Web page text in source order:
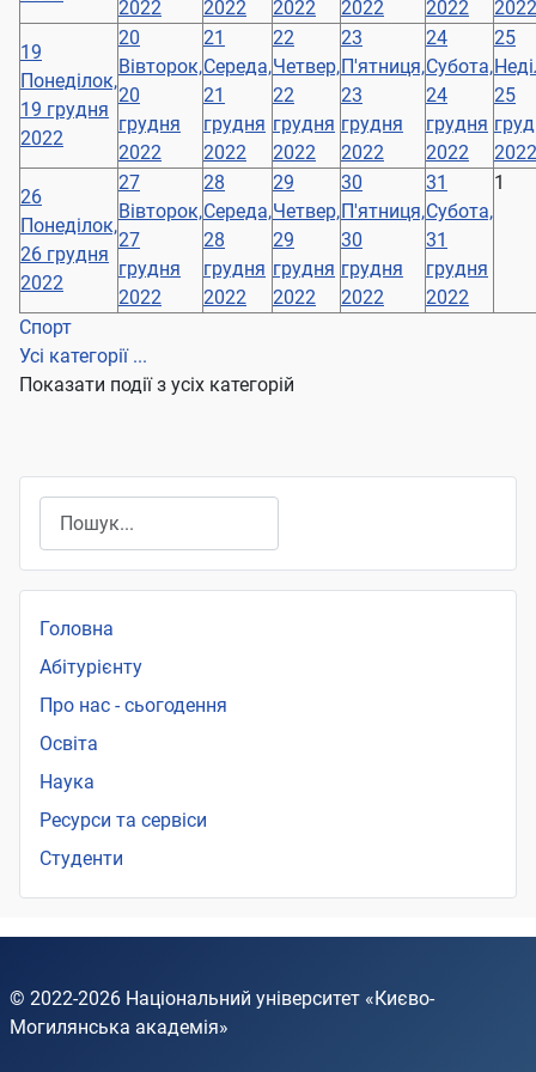
2022
2022
2022
2022
2022
2022
19
Понеділок,
19 грудня
2022
20
Вівторок,
20
грудня
2022
21
Середа,
21
грудня
2022
22
Четвер,
22
грудня
2022
23
П'ятниця,
23
грудня
2022
24
Субота,
24
грудня
2022
25
25
2022
26
Понеділок,
26 грудня
2022
27
Вівторок,
27
грудня
2022
28
Середа,
28
грудня
2022
29
Четвер,
29
грудня
2022
30
П'ятниця,
30
грудня
2022
31
Субота,
31
грудня
2022
1
Спорт
Усі категорії ...
Показати події з усіх категорій
Головна
Абітурієнту
Про нас - сьогодення
Освіта
Наука
Ресурси та сервіси
Студенти
© 2022-2026 Національний університет «Києво-
Могилянська академія»